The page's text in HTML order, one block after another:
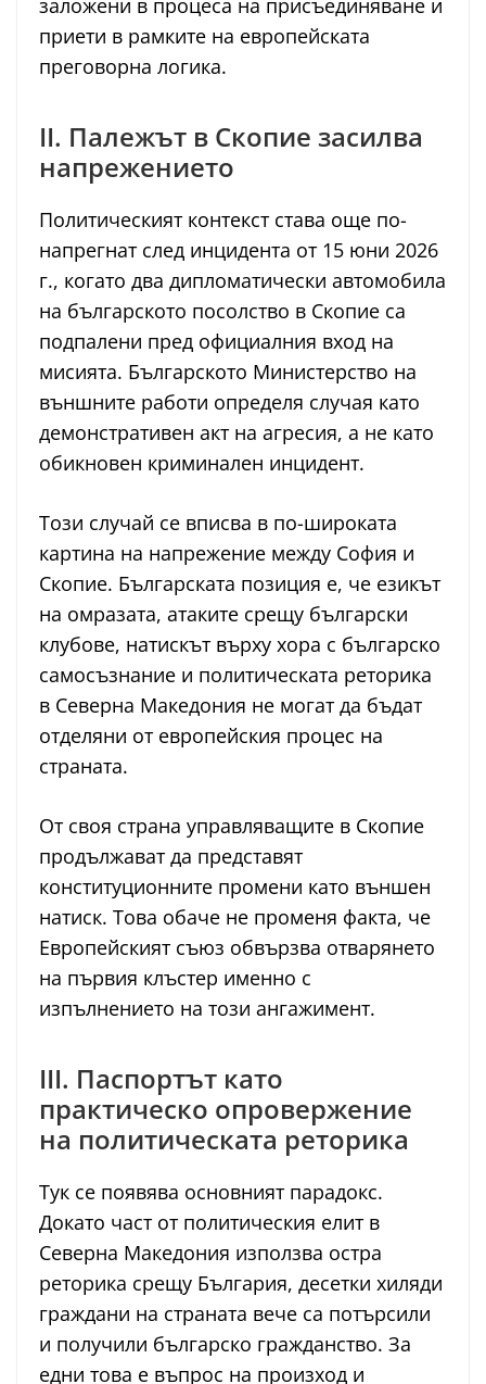
заложени в процеса на присъединяване и
приети в рамките на европейската
преговорна логика.
II. Палежът в Скопие засилва
напрежението
Политическият контекст става още по-
напрегнат след инцидента от 15 юни 2026
г., когато два дипломатически автомобила
на българското посолство в Скопие са
подпалени пред официалния вход на
мисията. Българското Министерство на
външните работи определя случая като
демонстративен акт на агресия, а не като
обикновен криминален инцидент.
Този случай се вписва в по-широката
картина на напрежение между София и
Скопие. Българската позиция е, че езикът
на омразата, атаките срещу български
клубове, натискът върху хора с българско
самосъзнание и политическата реторика
в Северна Македония не могат да бъдат
отделяни от европейския процес на
страната.
От своя страна управляващите в Скопие
продължават да представят
конституционните промени като външен
натиск. Това обаче не променя факта, че
Европейският съюз обвързва отварянето
на първия клъстер именно с
изпълнението на този ангажимент.
III. Паспортът като
практическо опровержение
на политическата реторика
Тук се появява основният парадокс.
Докато част от политическия елит в
Северна Македония използва остра
реторика срещу България, десетки хиляди
граждани на страната вече са потърсили
и получили българско гражданство. За
едни това е въпрос на произход и